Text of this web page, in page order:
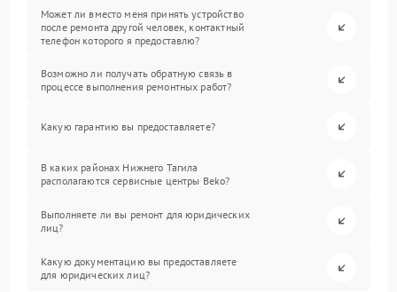
Может ли вместо меня принять устройство
после ремонта другой человек, контактный
телефон которого я предоставлю?
Возможно ли получать обратную связь в
процессе выполнения ремонтных работ?
Какую гарантию вы предоставляете?
В каких районах Нижнего Тагила
располагаются сервисные центры Beko?
Выполняете ли вы ремонт для юридических
лиц?
Какую документацию вы предоставляете
для юридических лиц?